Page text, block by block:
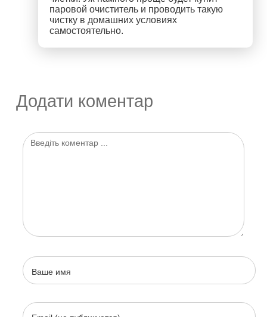
паровой очиститель и проводить такую
чистку в домашних условиях
самостоятельно.
Додати коментар